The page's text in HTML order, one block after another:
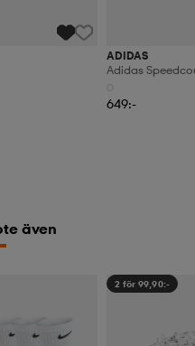
ADIDAS
Adidas
649:-
även
2 för 99,90:-